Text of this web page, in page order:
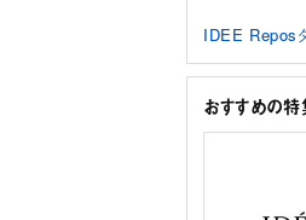
IDEE Repos
おすすめの特